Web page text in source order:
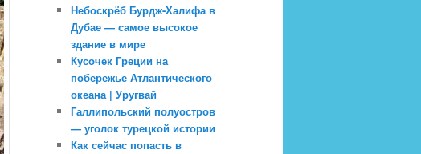
Небоскрёб Бурдж-Халифа в
Дубае — самое высокое
здание в мире
Кусочек Греции на
побережье Атлантического
океана | Уругвай
Галлипольский полуостров
— уголок турецкой истории
Как сейчас попасть в